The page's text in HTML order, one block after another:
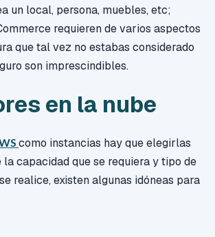
un local, persona, muebles, etc;
requieren de varios aspectos
que tal vez no estabas considerado
son imprescindibles.
en la nube
como instancias hay que elegirlas
la capacidad que se requiera y tipo de
realice, existen algunas idóneas para